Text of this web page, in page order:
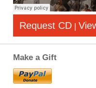
Request CD |
Make a Gift